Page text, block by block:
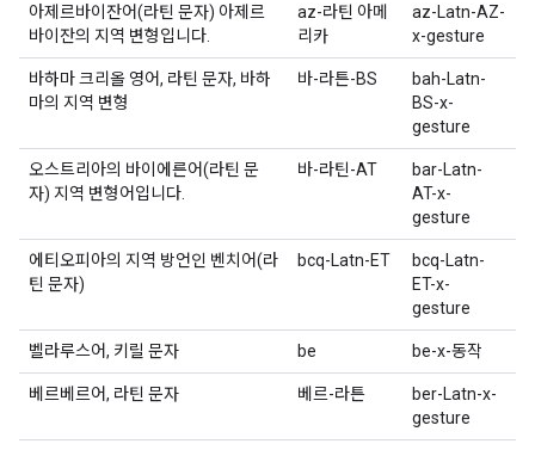
아제르바이잔어(라틴 문자) 아제르
바이잔의 지역 변형입니다.
az-라틴 아메
리카
az-Latn-AZ-
x-gesture
바하마 크리올 영어, 라틴 문자, 바하
마의 지역 변형
바-라튼-BS
bah-Latn-
BS-x-
gesture
오스트리아의 바이에른어(라틴 문
자) 지역 변형어입니다.
바-라틴-AT
bar-Latn-
AT-x-
gesture
에티오피아의 지역 방언인 벤치어(라
틴 문자)
bcq-Latn-ET
bcq-Latn-
ET-x-
gesture
벨라루스어, 키릴 문자 be be-x-동작
베르베르어, 라틴 문자 베르-라튼
ber-Latn-x-
gesture